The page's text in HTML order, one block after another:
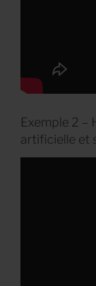
Exemple 2 –
artificielle et